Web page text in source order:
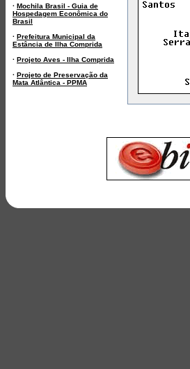
· Mochila Brasil - Guia de
Hospedagem Econômica do
Brasil
· Prefeitura Municipal da
Estância de Ilha Comprida
· Projeto Aves - Ilha Comprida
· Projeto de Preservação da
Mata Atlântica - PPMA